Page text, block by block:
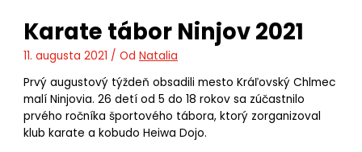
Karate tábor Ninjov 2021
11. augusta 2021 / Od Natalia
Prvý augustový týždeň obsadili mesto Kráľovský Chlmec
malí Ninjovia. 26 detí od 5 do 18 rokov sa zúčastnilo
prvého ročníka športového tábora, ktorý zorganizoval
klub karate a kobudo Heiwa Dojo.